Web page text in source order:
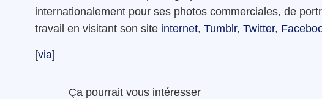
internationalement pour ses photos commerciales, de
travail en visitant son site internet, Tumblr, Twitter,
[via]
Ça pourrait vous intéresser